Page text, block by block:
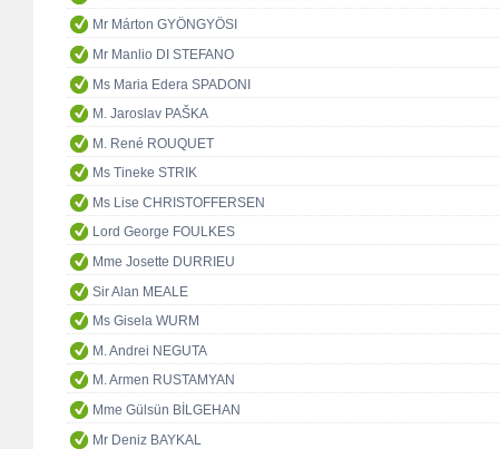
Mr Márton GYÖNGYÖSI
Mr Manlio DI STEFANO
Ms Maria Edera SPADONI
M. Jaroslav PAŠKA
M. René ROUQUET
Ms Tineke STRIK
Ms Lise CHRISTOFFERSEN
Lord George FOULKES
Mme Josette DURRIEU
Sir Alan MEALE
Ms Gisela WURM
M. Andrei NEGUTA
M. Armen RUSTAMYAN
Mme Gülsün BİLGEHAN
Mr Deniz BAYKAL